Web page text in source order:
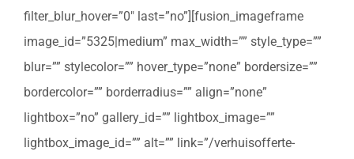
filter_blur_hover=”0″ last=”no”][fusion_imageframe
image_id=”5325|medium” max_width=”” style_type=””
blur=”” stylecolor=”” hover_type=”none” bordersize=””
bordercolor=”” borderradius=”” align=”none”
lightbox=”no” gallery_id=”” lightbox_image=””
lightbox_image_id=”” alt=”” link=”/verhuisofferte-